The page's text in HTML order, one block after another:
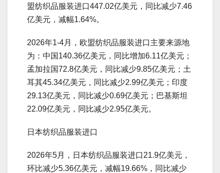
盟纺织品服装进口447.02亿美元，同比减少7.46
亿美元，减幅1.64%。
2026年1-4月，欧盟纺织品服装进口主要来源地
为：中国140.36亿美元，同比增加6.11亿美元；
孟加拉国72.8亿美元，同比减少9.85亿美元；土
耳其45.34亿美元，同比减少2.99亿美元；印度
29.13亿美元，同比减少0.69亿美元；巴基斯坦
22.09亿美元，同比减少2.95亿美元。
日本纺织品服装进口
2026年5月，日本纺织品服装进口21.9亿美元，
环比减少5.36亿美元，减幅19.66%，同比减少